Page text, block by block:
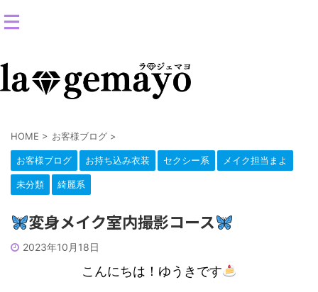
HOME > お客様ブログ >
お客様ブログ お持ち込み衣装 セクシー系 メイク担当まよ
未分類 綺麗系
変身メイク室内撮影コース
2023年10月18日
こんにちは！ゆうきです